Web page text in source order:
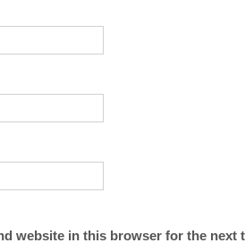
website in this browser for the next